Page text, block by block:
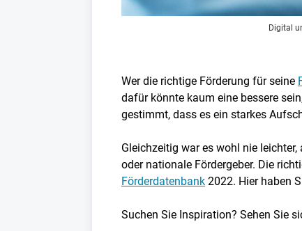
Digital
Wer die richtige Förderung für seine
dafür könnte kaum eine bessere
gestimmt, dass es ein starkes
Gleichzeitig war es wohl nie
oder nationale Fördergeber. Die
Förderdatenbank 2022. Hier haben
Suchen Sie Inspiration? Sehen Sie